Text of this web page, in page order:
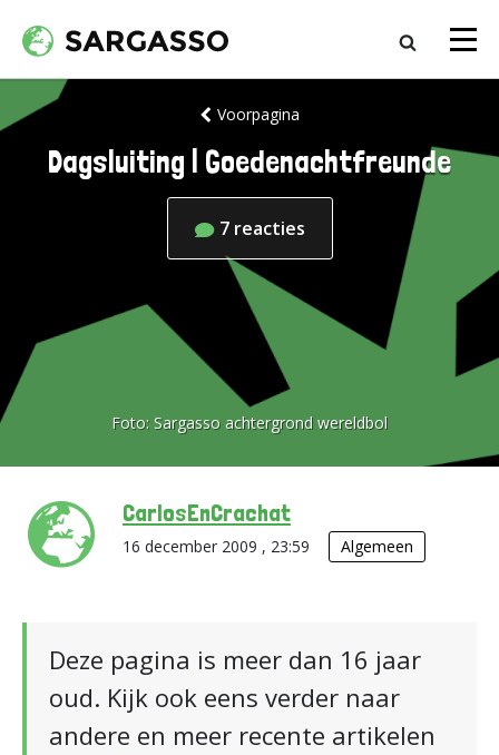
Voorpagina
Dagsluiting | Goedenachtfreunde
7 reacties
Foto: Sargasso achtergrond wereldbol
CarlosEnCrachat
16 december 2009 , 23:59 Algemeen
Deze pagina is meer dan 16 jaar
oud. Kijk ook eens verder naar
andere en meer recente artikelen